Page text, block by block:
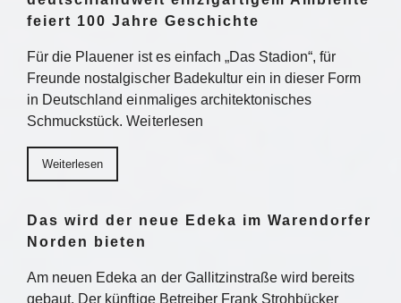
feiert 100 Jahre Geschichte
Für die Plauener ist es einfach „Das Stadion“, für
Freunde nostalgischer Badekultur ein in dieser Form
in Deutschland einmaliges architektonisches
Schmuckstück. Weiterlesen
Weiterlesen
Das wird der neue Edeka im Warendorfer
Norden bieten
Am neuen Edeka an der Gallitzinstraße wird bereits
gebaut. Der künftige Betreiber Frank Strohbücker